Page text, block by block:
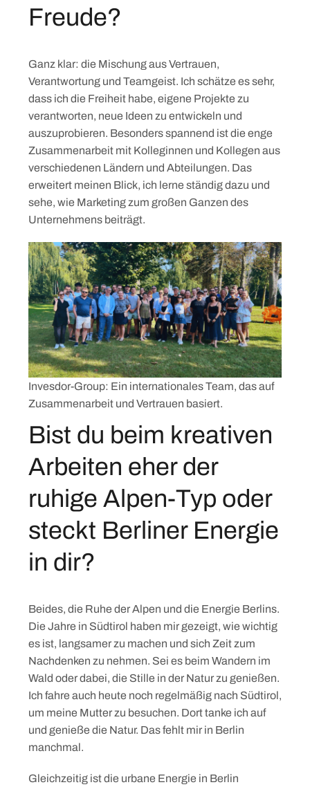
Freude?
Ganz klar: die Mischung aus Vertrauen,
Verantwortung und Teamgeist. Ich schätze es sehr,
dass ich die Freiheit habe, eigene Projekte zu
verantworten, neue Ideen zu entwickeln und
auszuprobieren. Besonders spannend ist die enge
Zusammenarbeit mit Kolleginnen und Kollegen aus
verschiedenen Ländern und Abteilungen. Das
erweitert meinen Blick, ich lerne ständig dazu und
sehe, wie Marketing zum großen Ganzen des
Unternehmens beiträgt.
Invesdor-Group: Ein internationales Team, das auf
Zusammenarbeit und Vertrauen basiert.
Bist du beim kreativen
Arbeiten eher der
ruhige Alpen-Typ oder
steckt Berliner Energie
in dir?
Beides, die Ruhe der Alpen und die Energie Berlins.
Die Jahre in Südtirol haben mir gezeigt, wie wichtig
es ist, langsamer zu machen und sich Zeit zum
Nachdenken zu nehmen. Sei es beim Wandern im
Wald oder dabei, die Stille in der Natur zu genießen.
Ich fahre auch heute noch regelmäßig nach Südtirol,
um meine Mutter zu besuchen. Dort tanke ich auf
und genieße die Natur. Das fehlt mir in Berlin
manchmal.
Gleichzeitig ist die urbane Energie in Berlin